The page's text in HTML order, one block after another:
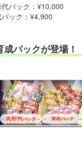
パック：¥10,000
ック：¥4,900
パックが登場！